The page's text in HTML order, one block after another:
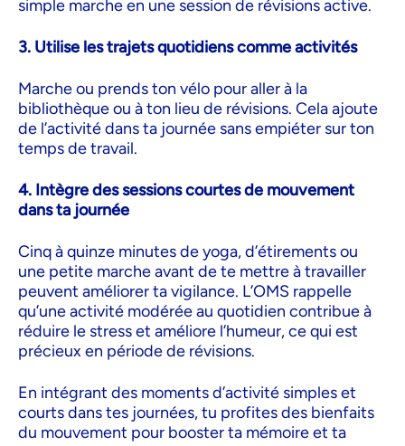
simple marche en une session de révisions active.
3. Utilise les trajets quotidiens comme activités
Marche ou prends ton vélo pour aller à la
bibliothèque ou à ton lieu de révisions. Cela ajoute
de l’activité dans ta journée sans empiéter sur ton
temps de travail.
4. Intègre des sessions courtes de mouvement
dans ta journée
Cinq à quinze minutes de yoga, d’étirements ou
une petite marche avant de te mettre à travailler
peuvent améliorer ta vigilance. L’OMS rappelle
qu’une activité modérée au quotidien contribue à
réduire le stress et améliore l’humeur, ce qui est
précieux en période de révisions.
En intégrant des moments d’activité simples et
courts dans tes journées, tu profites des bienfaits
du mouvement pour booster ta mémoire et ta